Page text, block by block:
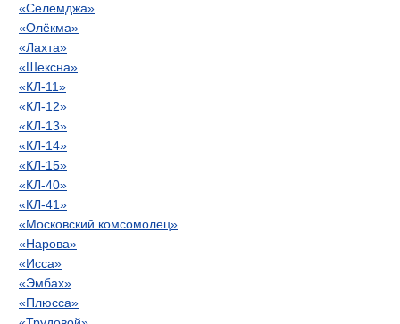
«Селемджа»
«Олёкма»
«Лахта»
«Шексна»
«КЛ-11»
«КЛ-12»
«КЛ-13»
«КЛ-14»
«КЛ-15»
«КЛ-40»
«КЛ-41»
«Московский комсомолец»
«Нарова»
«Исса»
«Эмбах»
«Плюсса»